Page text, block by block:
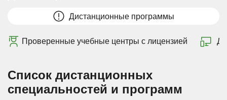
Дистанционные программы
Проверенные учебные центры с лицензией
Список дистанционных
специальностей и программ